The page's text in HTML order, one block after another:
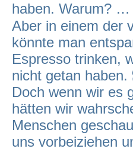
haben. Warum? …
Aber in einem der
könnte man
Espresso trinken,
nicht getan haben.
Doch wenn wir es
hätten wir
Menschen
uns vorbeiziehen